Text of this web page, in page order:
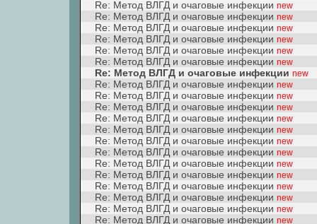
Re: Метод ВЛГД и очаговые инфекции new
Re: Метод ВЛГД и очаговые инфекции new
Re: Метод ВЛГД и очаговые инфекции new
Re: Метод ВЛГД и очаговые инфекции new
Re: Метод ВЛГД и очаговые инфекции new
Re: Метод ВЛГД и очаговые инфекции new
Re: Метод ВЛГД и очаговые инфекции new
Re: Метод ВЛГД и очаговые инфекции new
Re: Метод ВЛГД и очаговые инфекции new
Re: Метод ВЛГД и очаговые инфекции new
Re: Метод ВЛГД и очаговые инфекции new
Re: Метод ВЛГД и очаговые инфекции new
Re: Метод ВЛГД и очаговые инфекции new
Re: Метод ВЛГД и очаговые инфекции new
Re: Метод ВЛГД и очаговые инфекции new
Re: Метод ВЛГД и очаговые инфекции new
Re: Метод ВЛГД и очаговые инфекции new
Re: Метод ВЛГД и очаговые инфекции new
Re: Метод ВЛГД и очаговые инфекции new
Re: Метод ВЛГД и очаговые инфекции new